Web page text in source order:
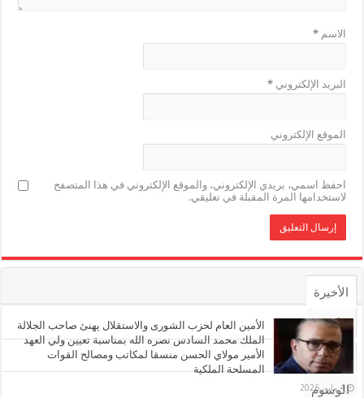
الاسم*
البريد الإلكتروني*
الموقع الإلكتروني
احفظ اسمي، بريدي الإلكتروني، والموقع الإلكتروني في هذا المتصفح
لاستخدامها المرة المقبلة في تعليقي.
الأخيرة
الأشهر
تعليقات
الوسوم
الأمين العام لحزب الشورى والاستقلال يهنئ صاحب الجلالة
الملك محمد السادس نصره الله بمناسبة تعيين ولي العهد
الأمير مولاي الحسن منسقا لمكاتب ومصالح القوات
المسلحة الملكية
4 مايو، 2026